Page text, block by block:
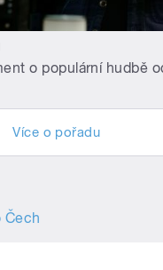
o populární hudbě
Více o pořadu
Čech